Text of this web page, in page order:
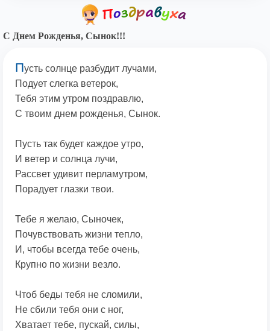
С Днем Рожденья, Сынок!!!
Пусть солнце разбудит лучами,
Подует слегка ветерок,
Тебя этим утром поздравлю,
С твоим днем рожденья, Сынок.
Пусть так будет каждое утро,
И ветер и солнца лучи,
Рассвет удивит перламутром,
Порадует глазки твои.
Тебе я желаю, Сыночек,
Почувствовать жизни тепло,
И, чтобы всегда тебе очень,
Крупно по жизни везло.
Чтоб беды тебя не сломили,
Не сбили тебя они с ног,
Хватает тебе, пускай, силы,